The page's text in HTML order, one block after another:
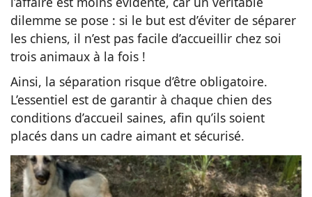
dilemme se pose : si le but est d’éviter de séparer
les chiens, il n’est pas facile d’accueillir chez soi
trois animaux à la fois !
Ainsi, la séparation risque d’être obligatoire.
L’essentiel est de garantir à chaque chien des
conditions d’accueil saines, afin qu’ils soient
placés dans un cadre aimant et sécurisé.